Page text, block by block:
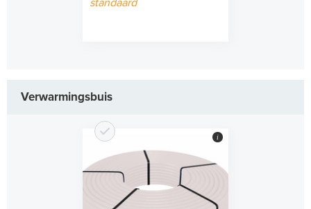
standaard
Verwarmingsbuis
i